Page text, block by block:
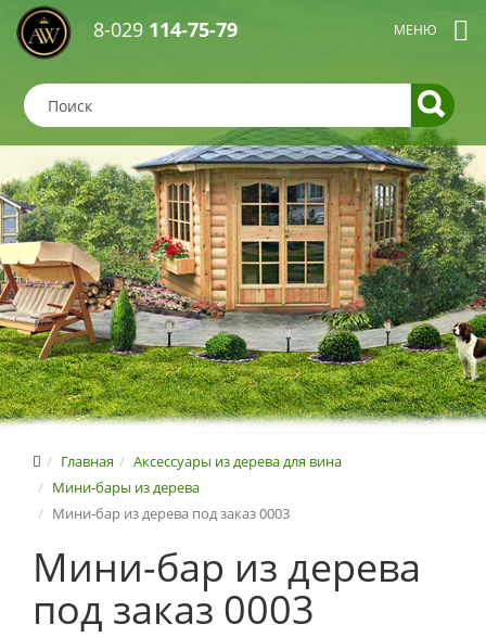
8-029 114-75-79
Главная
Аксессуары из дерева для вина
Мини-бары из дерева
Мини-бар из дерева под заказ 0003
Мини-бар из дерева
под заказ 0003